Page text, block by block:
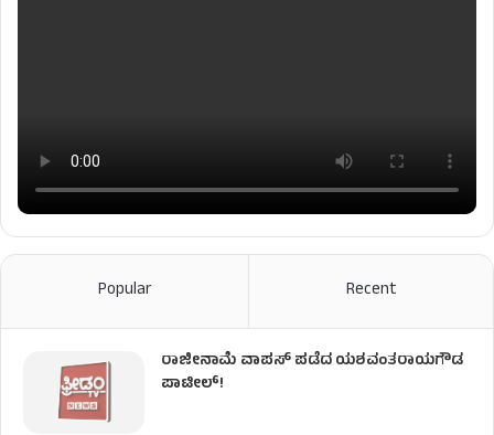
Popular Recent
ರಾಜೀನಾಮೆ ವಾಪಸ್ ಪಡೆದ ಯಶವಂತರಾಯಗೌಡ
ಪಾಟೀಲ್‌!